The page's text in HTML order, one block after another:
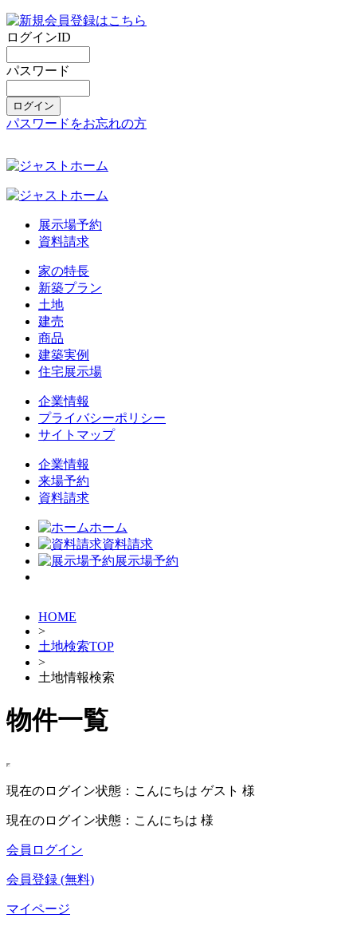
ログインID
パスワード
パスワードをお忘れの方
展示場予約
資料請求
家の特長
新築プラン
土地
建売
商品
建築実例
住宅展示場
企業情報
プライバシーポリシー
サイトマップ
企業情報
来場予約
資料請求
ホーム
資料請求
展示場予約
HOME
>
土地検索TOP
>
土地情報検索
物件一覧
現在のログイン状態：こんにちは ゲスト 様
現在のログイン状態：こんにちは 様
会員ログイン
会員登録 (無料)
マイページ